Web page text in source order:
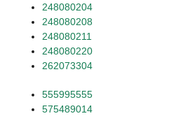
248080204
248080208
248080211
248080220
262073304
555995555
575489014